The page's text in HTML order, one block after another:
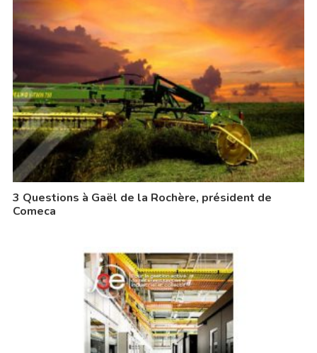
3 Questions à Gaël de la Rochère, président de
Comeca